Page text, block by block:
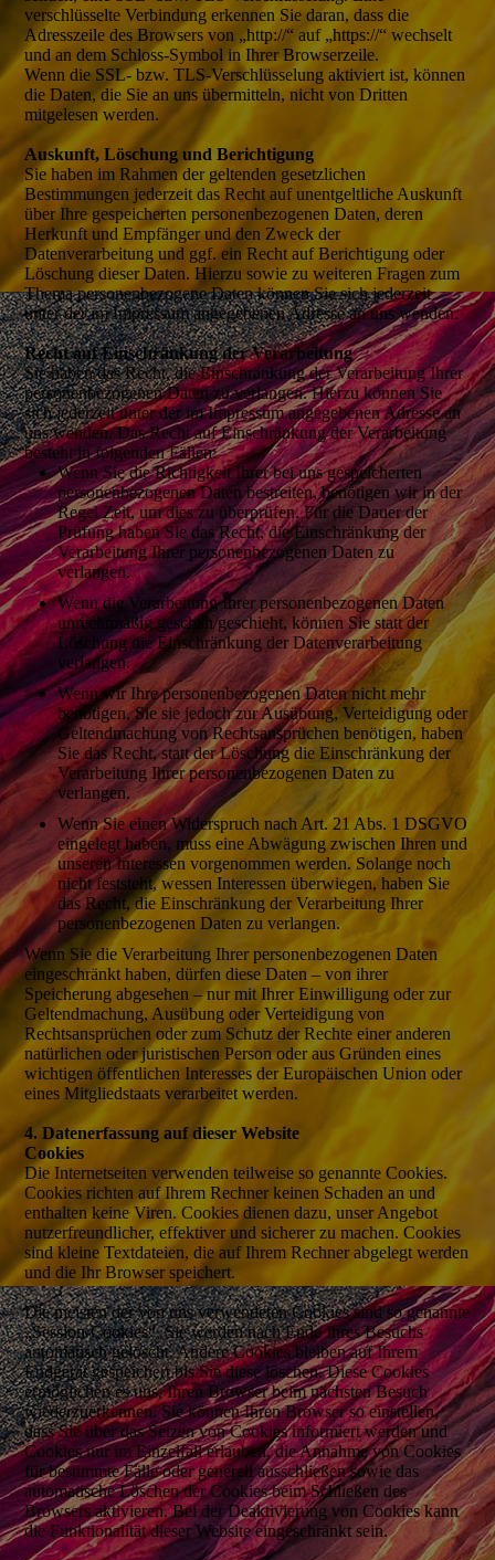
verschlüsselte Verbindung erkennen Sie daran, dass die
Adresszeile des Browsers von „http://“ auf „https://“ wechselt
und an dem Schloss-Symbol in Ihrer Browserzeile.
Wenn die SSL- bzw. TLS-Verschlüsselung aktiviert ist, können
die Daten, die Sie an uns übermitteln, nicht von Dritten
mitgelesen werden.
Auskunft, Löschung und Berichtigung
Sie haben im Rahmen der geltenden gesetzlichen
Bestimmungen jederzeit das Recht auf unentgeltliche Auskunft
über Ihre gespeicherten personenbezogenen Daten, deren
Herkunft und Empfänger und den Zweck der
Datenverarbeitung und ggf. ein Recht auf Berichtigung oder
Löschung dieser Daten. Hierzu sowie zu weiteren Fragen zum
Thema personenbezogene Daten können Sie sich jederzeit
unter der im Impressum angegebenen Adresse an uns wenden.
Recht auf Einschränkung der Verarbeitung
Sie haben das Recht, die Einschränkung der Verarbeitung Ihrer
personenbezogenen Daten zu verlangen. Hierzu können Sie
sich jederzeit unter der im Impressum angegebenen Adresse an
uns wenden. Das Recht auf Einschränkung der Verarbeitung
besteht in folgenden Fällen:
Wenn Sie die Richtigkeit Ihrer bei uns gespeicherten
personenbezogenen Daten bestreiten, benötigen wir in der
Regel Zeit, um dies zu überprüfen. Für die Dauer der
Prüfung haben Sie das Recht, die Einschränkung der
Verarbeitung Ihrer personenbezogenen Daten zu
verlangen.
Wenn die Verarbeitung Ihrer personenbezogenen Daten
unrechtmäßig geschah/geschieht, können Sie statt der
Löschung die Einschränkung der Datenverarbeitung
verlangen.
Wenn wir Ihre personenbezogenen Daten nicht mehr
benötigen, Sie sie jedoch zur Ausübung, Verteidigung oder
Geltendmachung von Rechtsansprüchen benötigen, haben
Sie das Recht, statt der Löschung die Einschränkung der
Verarbeitung Ihrer personenbezogenen Daten zu
verlangen.
Wenn Sie einen Widerspruch nach Art. 21 Abs. 1 DSGVO
eingelegt haben, muss eine Abwägung zwischen Ihren und
unseren Interessen vorgenommen werden. Solange noch
nicht feststeht, wessen Interessen überwiegen, haben Sie
das Recht, die Einschränkung der Verarbeitung Ihrer
personenbezogenen Daten zu verlangen.
Wenn Sie die Verarbeitung Ihrer personenbezogenen Daten
eingeschränkt haben, dürfen diese Daten – von ihrer
Speicherung abgesehen – nur mit Ihrer Einwilligung oder zur
Geltendmachung, Ausübung oder Verteidigung von
Rechtsansprüchen oder zum Schutz der Rechte einer anderen
natürlichen oder juristischen Person oder aus Gründen eines
wichtigen öffentlichen Interesses der Europäischen Union oder
eines Mitgliedstaats verarbeitet werden.
4. Datenerfassung auf dieser Website
Cookies
Die Internetseiten verwenden teilweise so genannte Cookies.
Cookies richten auf Ihrem Rechner keinen Schaden an und
enthalten keine Viren. Cookies dienen dazu, unser Angebot
nutzerfreundlicher, effektiver und sicherer zu machen. Cookies
sind kleine Textdateien, die auf Ihrem Rechner abgelegt werden
und die Ihr Browser speichert.
Die meisten der von uns verwendeten Cookies sind so genannte
„Session-Cookies“. Sie werden nach Ende Ihres Besuchs
automatisch gelöscht. Andere Cookies bleiben auf Ihrem
Endgerät gespeichert bis Sie diese löschen. Diese Cookies
ermöglichen es uns, Ihren Browser beim nächsten Besuch
wiederzuerkennen. Sie können Ihren Browser so einstellen,
dass Sie über das Setzen von Cookies informiert werden und
Cookies nur im Einzelfall erlauben, die Annahme von Cookies
für bestimmte Fälle oder generell ausschließen sowie das
automatische Löschen der Cookies beim Schließen des
Browsers aktivieren. Bei der Deaktivierung von Cookies kann
die Funktionalität dieser Website eingeschränkt sein.